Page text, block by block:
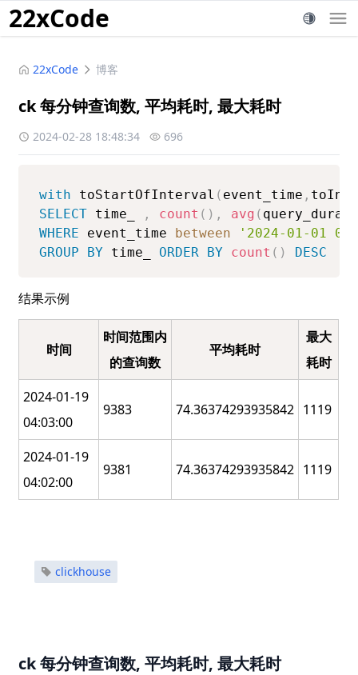
22xCode
22xCode 博客
ck 每分钟查询数, 平均耗时, 最大耗时
2024-02-28 18:48:34 696
with toStartOfInterval ( event_time ,
SELECT time_ , count ( ) , avg (
WHERE event_time between
'2024-01-01
GROUP
BY time_ ORDER BY count ( ) DESC
结果示例
时间
时间范围内
的查询数
平均耗时
最大
耗时
2024-01-19
04:03:00
9383 74.36374293935842 1119
2024-01-19
04:02:00
9381 74.36374293935842 1119
clickhouse
ck 每分钟查询数, 平均耗时, 最大耗时